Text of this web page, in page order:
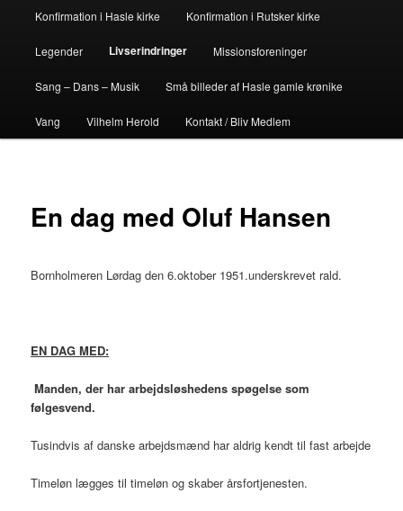
Konfirmation i Hasle kirke Konfirmation i Rutsker kirke
Legender Livserindringer Missionsforeninger
Sang – Dans – Musik Små billeder af Hasle gamle krønike
Vang Vilhelm Herold Kontakt / Bliv Medlem
En dag med Oluf Hansen
Bornholmeren Lørdag den 6.oktober 1951.underskrevet rald.
EN DAG MED:
Manden, der har arbejdsløshedens spøgelse som
følgesvend.
Tusindvis af danske arbejdsmænd har aldrig kendt til fast arbejde
Timeløn lægges til timeløn og skaber årsfortjenesten.